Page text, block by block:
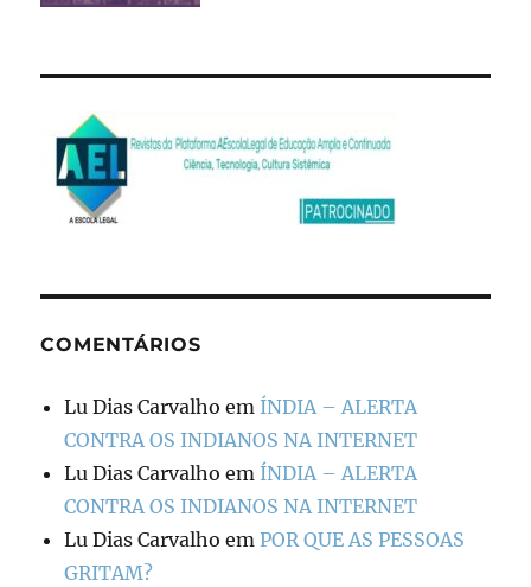
COMENTÁRIOS
Lu Dias Carvalho em ÍNDIA – ALERTA
CONTRA OS INDIANOS NA INTERNET
Lu Dias Carvalho em ÍNDIA – ALERTA
CONTRA OS INDIANOS NA INTERNET
Lu Dias Carvalho emPOR QUE AS PESSOAS
GRITAM?